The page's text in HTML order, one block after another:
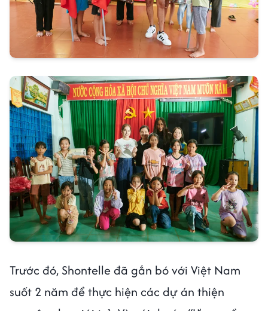
Trước đó, Shontelle đã gắn bó với Việt Nam
suốt 2 năm để thực hiện các dự án thiện